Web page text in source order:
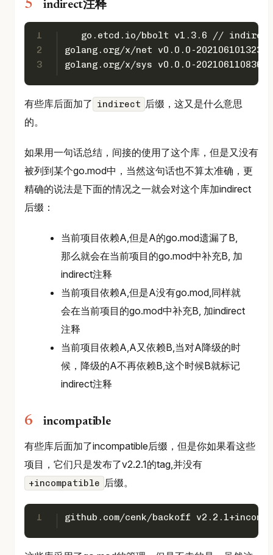
indirect注释
1
2
3
   go.etcd.io/bbolt v1.3.6 // indirect
golang.org/x/net v0.0.0-
golang.org/x/sys v0.0.0-
有些库后面加了 indirect 后缀，这又是什么意思
的。
如果用一句话总结，间接的使用了这个库，但是又没有
被列到某个go.mod中，当然这句话也不算太准确，更
精确的说法是下面的情况之一就会对这个库加indirect
后缀：
当前项目依赖A,但是A的go.mod遗漏了B,
那么就会在当前项目的go.mod中补充B, 加
indirect注释
当前项目依赖A,但是A没有go.mod,同样就
会在当前项目的go.mod中补充B, 加indirect
注释
当前项目依赖A,A又依赖B,当对A降级的时
候，降级的A不再依赖B,这个时候B就标记
indirect注释
incompatible
有些库后面加了incompatible后缀，但是你如果看这些
项目，它们只是发布了v2.2.1的tag,并没有
+incompatible 后缀。
1 github.com/cenk/backoff